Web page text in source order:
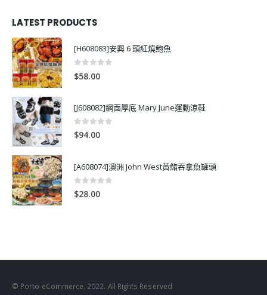
LATEST PRODUCTS
[H608083]安興 6 頭紅燒鮑魚
0
$58.00
[J608082]網面厚底 Mary June運動涼鞋
0 out of 5
$94.00
[A608074]澳洲 John West黃鮨吞拿魚罐頭
0 out of 5
$28.00
© Porto eCommerce. 2022. All Rights Reserved